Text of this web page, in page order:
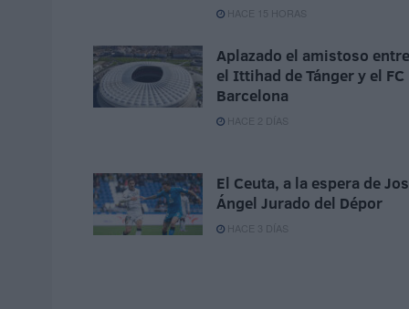
HACE 15 HORAS
Aplazado el amistoso entre
el Ittihad de Tánger y el FC
Barcelona
HACE 2 DÍAS
El Ceuta, a la espera de
Ángel Jurado del Dépor
HACE 3 DÍAS